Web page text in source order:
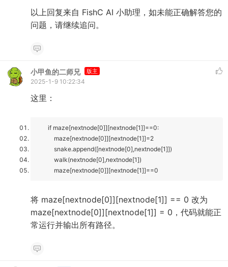
以上回复来自 FishC AI 小助理，如未能正确解答您的
问题，请继续追问。
小甲鱼的二师兄 版主
2025-1-9 10:22:34
这里：
if maze[nextnode[0]][nextnode[1]]==0:
maze[nextnode[0]][nextnode[1]]=2
snake.append([nextnode[0],nextnode[1]])
walk(nextnode[0],nextnode[1])
maze[nextnode[0]][nextnode[1]]==0
将 maze[nextnode[0]][nextnode[1]] == 0 改为
maze[nextnode[0]][nextnode[1]] = 0，代码就能正
常运行并输出所有路径。